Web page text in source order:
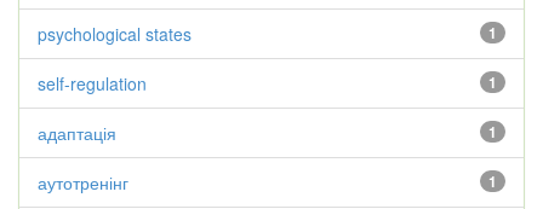
1
psychological states
1
self-regulation
1
адаптація
1
аутотренінг